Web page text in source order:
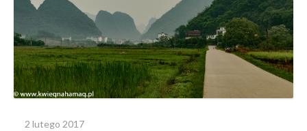
2 lutego 2017